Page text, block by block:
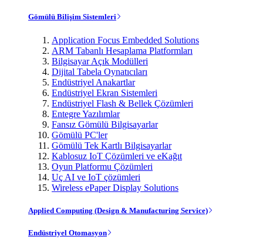
Gömülü Bilişim Sistemleri
Application Focus Embedded Solutions
ARM Tabanlı Hesaplama Platformları
Bilgisayar Açık Modülleri
Dijital Tabela Oynatıcıları
Endüstriyel Anakartlar
Endüstriyel Ekran Sistemleri
Endüstriyel Flash & Bellek Çözümleri
Entegre Yazılımlar
Fansız Gömülü Bilgisayarlar
Gömülü PC'ler
Gömülü Tek Kartlı Bilgisayarlar
Kablosuz IoT Çözümleri ve eKağıt
Oyun Platformu Çözümleri
Uç AI ve IoT çözümleri
Wireless ePaper Display Solutions
Applied Computing (Design & Manufacturing Service)
Endüstriyel Otomasyon